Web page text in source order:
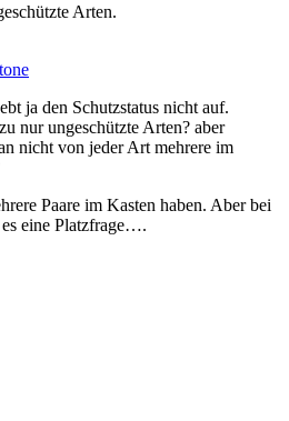
Arten.
ja den Schutzstatus nicht auf.
nur ungeschützte Arten? aber
nicht von jeder Art mehrere im
Paare im Kasten haben. Aber bei
eine Platzfrage….